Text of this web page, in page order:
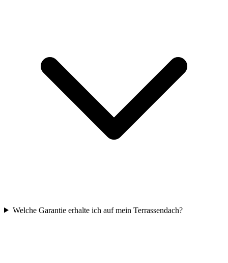
Welche Garantie erhalte ich auf mein Terrassendach?